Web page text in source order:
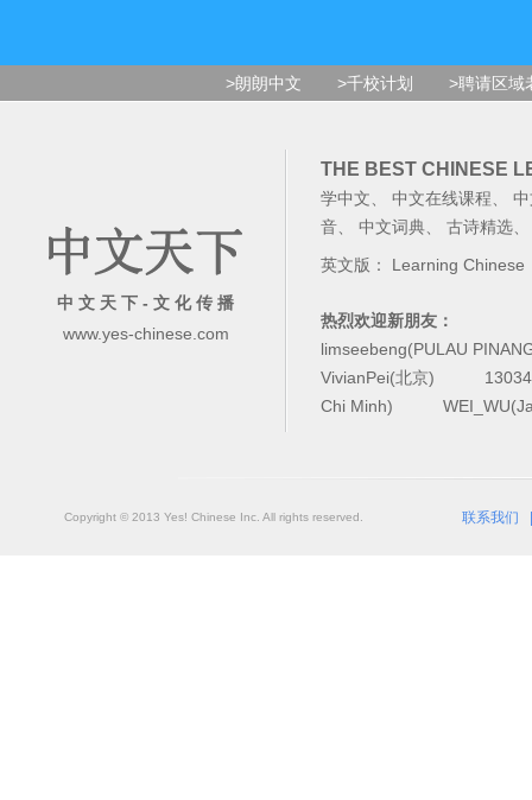
>朗朗中文 >千校计划 >聘请区域
中 文 天 下 - 文 化 传 播
www.yes-chinese.com
THE BEST CHINESE
学中文 中文在线课程
音
中文词典 古诗精选
英文版： Learning Chinese
热烈欢迎新朋友：
limseebeng(PULAU
VivianPei(北京)
Chi Minh)
Copyright © 2013 Yes! Chinese Inc. All rights reserved. 联系我们